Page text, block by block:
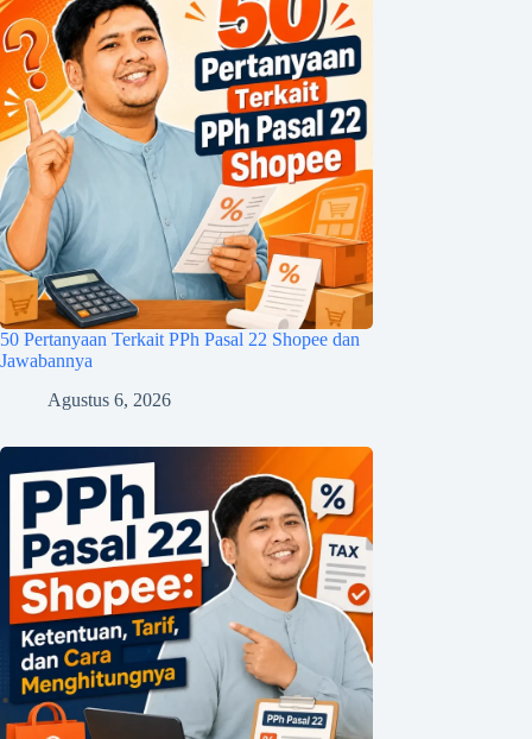
50 Pertanyaan Terkait PPh Pasal 22 Shopee dan
Jawabannya
Agustus 6, 2026